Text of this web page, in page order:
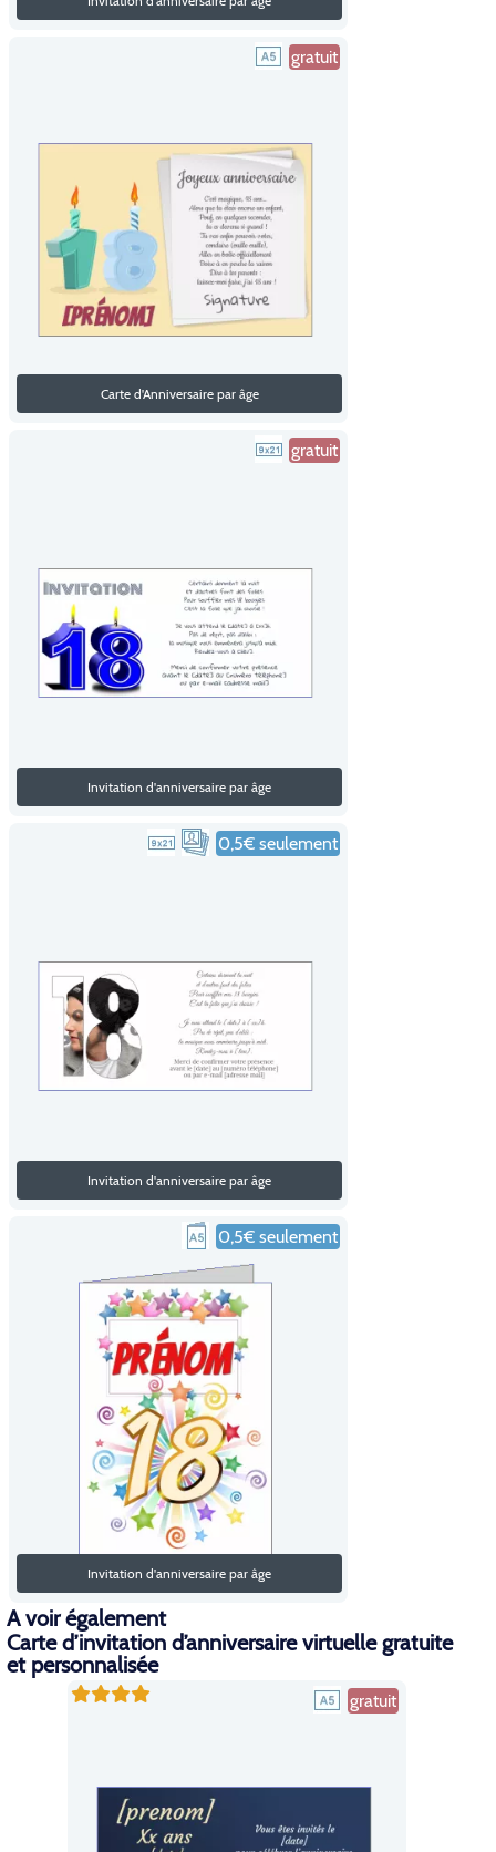
gratuit
Carte d'Anniversaire par âge
gratuit
Invitation d'anniversaire par âge
0,5€ seulement
Invitation d'anniversaire par âge
0,5€ seulement
Invitation d'anniversaire par âge
A voir également
Carte d’invitation d’anniversaire virtuelle gratuite
et personnalisée
gratuit